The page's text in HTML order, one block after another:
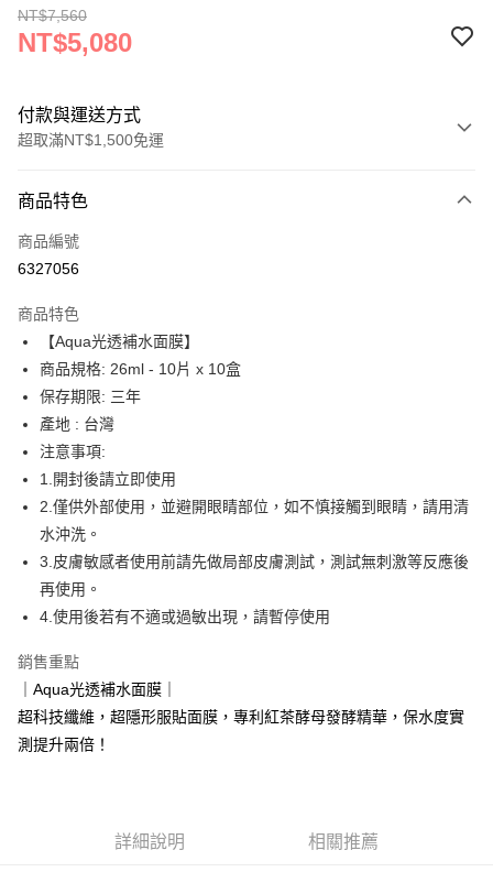
NT$7,560
NT$5,080
付款與運送方式
超取滿NT$1,500免運
信用卡一次付款
超商取貨付款
Apple Pay
街口支付
悠遊付
運送方式
全家取貨付款
每筆NT$65，滿NT$1,500(含以上)免運費
付款後全家取貨
每筆NT$65，滿NT$1,500(含以上)免運費
每筆NT$65，滿NT$1,500(含以上)免運費
付款後7-11取貨
每筆NT$65，滿NT$1,500(含以上)免運費
商品特色
商品編號
6327056
商品特色
【Aqua光透補水面膜】
商品規格: 26ml - 10片 x 10盒
保存期限: 三年
產地 : 台灣
注意事項:
1.開封後請立即使用
2.僅供外部使用，並避開眼睛部位，如不慎接觸到眼睛，請用清
水沖洗。
3.皮膚敏感者使用前請先做局部皮膚測試，測試無刺激等反應後
再使用。
4.使用後若有不適或過敏出現，請暫停使用
銷售重點
｜Aqua光透補水面膜｜
超科技纖維，超隱形服貼面膜，專利紅茶酵母發酵精華，保水度實
測提升兩倍！
詳細說明 相關推薦